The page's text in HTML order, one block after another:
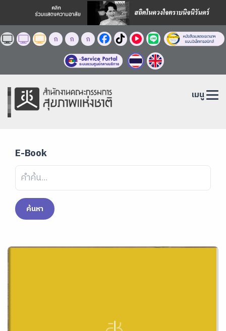
ก ก ก
เมนู
E-Book
ค้นหา